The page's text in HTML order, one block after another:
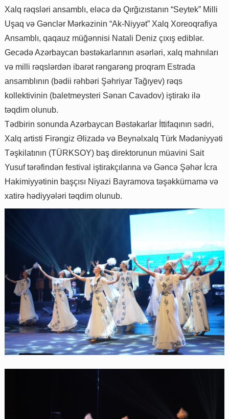
Xalq rəqsləri ansamblı, eləcə də Qırğızıstanın “Seytek” Milli
Uşaq və Gənclər Mərkəzinin “Ak-Niyyət” Xalq Xoreoqrafiya
Ansamblı, qaqauz müğənnisi Natali Deniz çıxış ediblər.
Gecədə Azərbaycan bəstəkarlarının əsərləri, xalq mahnıları
və milli rəqslərdən ibarət rəngarəng proqram Estrada
ansamblının (bədii rəhbəri Şəhriyar Tağıyev) rəqs
kollektivinin (baletmeysteri Sənan Cavadov) iştirakı ilə
təqdim olunub.
Tədbirin sonunda Azərbaycan Bəstəkarlar İttifaqının sədri,
Xalq artisti Firəngiz Əlizadə və Beynəlxalq Türk Mədəniyyəti
Təşkilatının (TÜRKSOY) baş direktorunun müavini Sait
Yusuf tərəfindən festival iştirakçılarına və Gəncə Şəhər İcra
Hakimiyyətinin başçısı Niyazi Bayramova təşəkkürnamə və
xatirə hədiyyələri təqdim olunub.